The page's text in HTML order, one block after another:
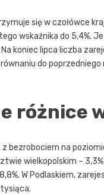
się w czołówce
wskaźnika do 5,4%.
koniec lipca liczba
do
różnice
bezrobociem na
wielkopolskim –
W Podlaskiem,